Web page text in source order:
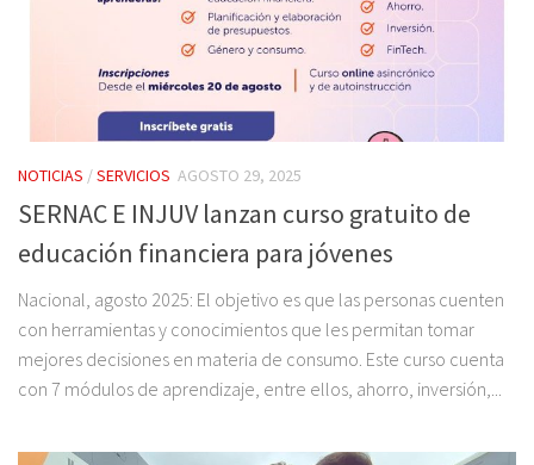
NOTICIAS /SERVICIOS AGOSTO 29, 2025
SERNAC E INJUV lanzan curso gratuito de
educación financiera para jóvenes
Nacional, agosto 2025: El objetivo es que las personas cuenten
con herramientas y conocimientos que les permitan tomar
mejores decisiones en materia de consumo. Este curso cuenta
con 7 módulos de aprendizaje, entre ellos, ahorro, inversión,...